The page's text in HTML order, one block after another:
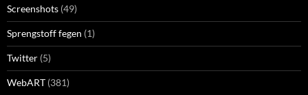
Screenshots (49)
Sprengstoff fegen (1)
Twitter (5)
WebART (381)